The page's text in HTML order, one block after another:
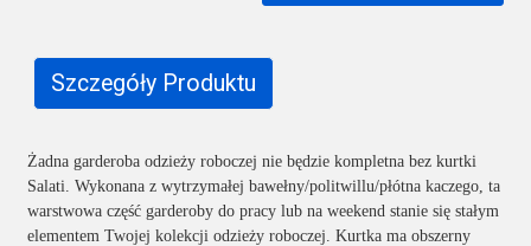
Szczegóły Produktu
Żadna garderoba odzieży roboczej nie będzie kompletna bez kurtki
Salati. Wykonana z wytrzymałej bawełny/politwillu/płótna kaczego, ta
warstwowa część garderoby do pracy lub na weekend stanie się stałym
elementem Twojej kolekcji odzieży roboczej. Kurtka ma obszerny